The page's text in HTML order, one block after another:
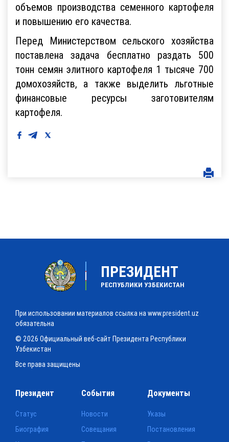
объемов производства семенного картофеля
и повышению его качества.
Перед Министерством сельского хозяйства
поставлена задача бесплатно раздать 500
тонн семян элитного картофеля 1 тысяче 700
домохозяйств, а также выделить льготные
финансовые ресурсы заготовителям
картофеля.
ПРЕЗИДЕНТ
РЕСПУБЛИКИ УЗБЕКИСТАН
При использовании материалов ссылка на www.president.uz
обязательна
© 2026 Официальный веб-сайт Президента Республики
Узбекистан
Все права защищены
Президент
Статус
Биография
События
Новости
Совещания
Документы
Указы
Постановления